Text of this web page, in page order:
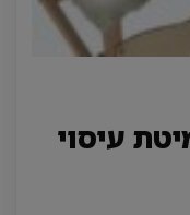
עיסוי